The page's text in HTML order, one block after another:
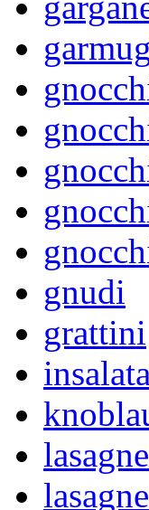
gnudi
grattini